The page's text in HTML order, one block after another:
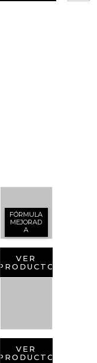
FÓRMULA
MEJORAD
A
VER
PRODUCTO
VER
PRODUCTO